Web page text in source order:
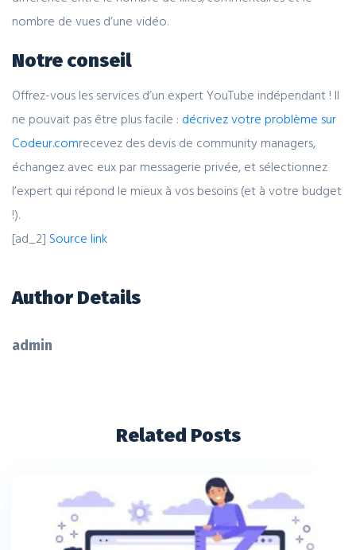
nombre de vues d’une vidéo.
Notre conseil
Offrez-vous les services d’un expert YouTube indépendant ! Il
ne pouvait pas être plus facile : décrivez votre problème sur
Codeur.comrecevez des devis de community managers,
échangez avec eux par messagerie privée, et sélectionnez
l’expert qui répond le mieux à vos besoins (et à votre budget
!).
[ad_2] Source link
Author Details
admin
Related Posts